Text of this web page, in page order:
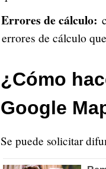
Errores de cálculo:
errores de cálculo
¿Cómo
Google
Se puede solicitar